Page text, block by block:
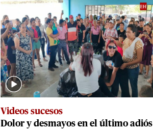
Videos sucesos
Dolor y desmayos en el último adiós